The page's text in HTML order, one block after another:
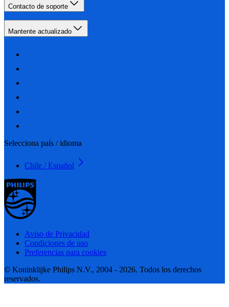
Contacto de soporte
Mantente actualizado
Selecciona país / idioma
Chile / Español
Aviso de Privacidad
Condiciones de uso
Preferencias para cookies
© Koninklijke Philips N.V., 2004 - 2026. Todos los derechos
reservados.